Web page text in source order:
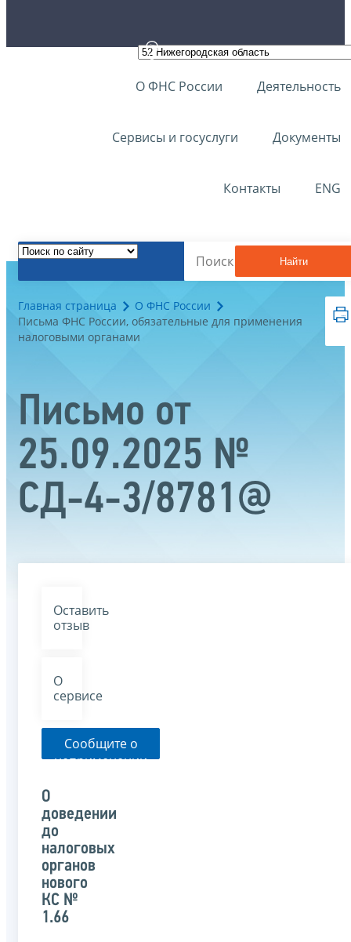
О ФНС России Деятельность
Сервисы и госуслуги Документы
Контакты ENG
Найти
Главная страница
О ФНС России
Письма ФНС России, обязательные для применения
налоговыми органами
Письмо от
25.09.2025 №
СД-4-3/8781@
Оставить
отзыв
О
сервисе
Сообщите о
неприменении
указанного
О
доведении
до
налоговых
органов
нового
КС №
1.66